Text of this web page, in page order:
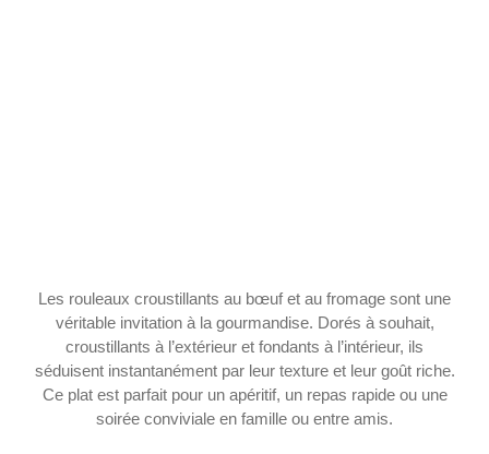
Les rouleaux croustillants au bœuf et au fromage sont une
véritable invitation à la gourmandise. Dorés à souhait,
croustillants à l’extérieur et fondants à l’intérieur, ils
séduisent instantanément par leur texture et leur goût riche.
Ce plat est parfait pour un apéritif, un repas rapide ou une
soirée conviviale en famille ou entre amis.